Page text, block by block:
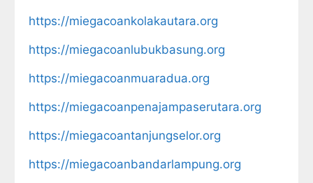
https://miegacoankolakautara.org
https://miegacoanlubukbasung.org
https://miegacoanmuaradua.org
https://miegacoanpenajampaserutara.org
https://miegacoantanjungselor.org
https://miegacoanbandarlampung.org